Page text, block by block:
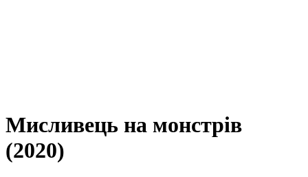
Мисливець на монстрів
(2020)